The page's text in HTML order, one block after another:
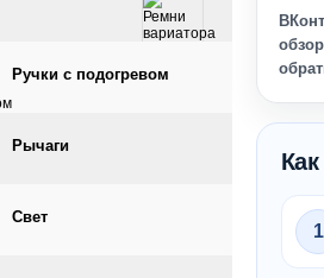
Ручки с подогревом
Рычаги
Свет
1